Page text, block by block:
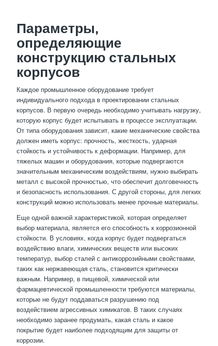
Параметры,
определяющие
конструкцию стальных
корпусов
Каждое промышленное оборудование требует
индивидуального подхода в проектировании стальных
корпусов. В первую очередь необходимо учитывать нагрузку,
которую корпус будет испытывать в процессе эксплуатации.
От типа оборудования зависит, какие механические свойства
должен иметь корпус: прочность, жесткость, ударная
стойкость и устойчивость к деформации. Например, для
тяжелых машин и оборудования, которые подвергаются
значительным механическим воздействиям, нужно выбирать
металл с высокой прочностью, что обеспечит долговечность
и безопасность использования. С другой стороны, для легких
конструкций можно использовать менее прочные материалы.
Еще одной важной характеристикой, которая определяет
выбор материала, является его способность к коррозионной
стойкости. В условиях, когда корпус будет подвергаться
воздействию влаги, химических веществ или высоких
температур, выбор сталей с антикоррозийными свойствами,
таких как нержавеющая сталь, становится критически
важным. Например, в пищевой, химической или
фармацевтической промышленности требуются материалы,
которые не будут поддаваться разрушению под
воздействием агрессивных химикатов. В таких случаях
необходимо заранее продумать, какая сталь и какое
покрытие будет наиболее подходящим для защиты от
коррозии.